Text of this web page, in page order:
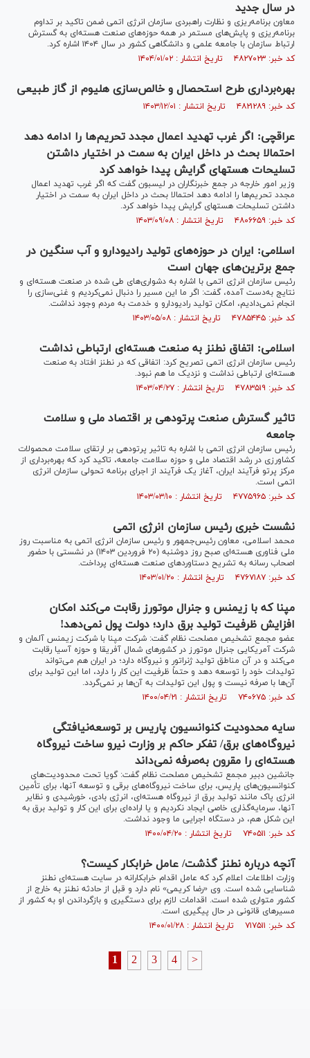
در سال جدید
معاون برنامه‌ریزی و نظارت راهبردی سازمان انرژی اتمی ضمن تاکید بر تداوم
برنامه‌ریزی و پایش‌های مستمر در همه حوزه‌های صنعت هسته‌ای به گسترش
ارتباط سازمان با جامعه علمی و دانشگاهی کشور در سال ۱۴۰۴ اشاره کرد.
کد خبر: ۴۸۲۷۰۲۳ تاریخ انتشار : ۱۴۰۴/۰۱/۰۲
بهره‌برداری طرح استحصال و خالص‌سازی هلیوم از گاز طبیعی
کد خبر: ۴۸۲۱۲۸۹ تاریخ انتشار : ۱۴۰۳/۱۲/۰۱
عراقچی: اگر غرب تهدید اعمال مجدد تحریم‌ها را ادامه دهد
احتمالا بحث در داخل ایران به سمت در اختیار داشتن
تسلیحات هسته‎ای گرایش پیدا خواهد کرد
وزیر امور خارجه در جمع خبرنگاران در لیسبون گفت که اگر غرب تهدید اعمال
مجدد تحریم‌ها را ادامه دهد احتمالا بحث در داخل ایران به سمت در اختیار
داشتن تسلیحات هسته‎ای گرایش پیدا خواهد کرد.
کد خبر: ۴۸۰۶۶۵۹ تاریخ انتشار : ۱۴۰۳/۰۹/۰۸
اسلامی: ایران در حوزه‌های تولید رادیودارو و آب سنگین در
جمع برترین‌های جهان است
رئیس سازمان انرژی اتمی با اشاره به دشواری‌های طی شده در صنعت هسته‌ای و
نتایج به‌دست آمده، گفت: اگر ما این مسیر را دنبال نمی‌کردیم و غنی‌سازی را
انجام نمی‌دادیم، امکان تولید رادیودارو و خدمت به مردم وجود نداشت.
کد خبر: ۴۷۸۵۴۴۵ تاریخ انتشار : ۱۴۰۳/۰۵/۰۸
اسلامی: اتفاق نطنز به صنعت هسته‌ای ارتباطی نداشت
رئیس سازمان انرژی اتمی تصریح کرد: اتفاقی که در نطنز افتاد به صنعت
هسته‌ای ارتباطی نداشت و نزدیک ما هم نبود.
کد خبر: ۴۷۸۳۵۱۹ تاریخ انتشار : ۱۴۰۳/۰۴/۲۷
تاثیر گسترش صنعت پرتودهی بر اقتصاد ملی و سلامت
جامعه
رئیس سازمان انرژی اتمی با اشاره به تاثیر پرتودهی بر ارتقای سلامت محصولات
کشاورزی در رشد اقتصاد ملی و حوزه سلامت جامعه، تاکید کرد که بهره‌برداری از
مرکز پرتو فرآیند ایران، آغاز یک فرآیند از اجرای برنامه تحولی سازمان انرژی
اتمی است.
کد خبر: ۴۷۷۵۹۶۵ تاریخ انتشار : ۱۴۰۳/۰۳/۱۰
نشست خبری رئیس سازمان انرژی اتمی
محمد اسلامی، معاون رئیس‌جمهور و رئیس سازمان انرژی اتمی به مناسبت روز
ملی فناوری هسته‌ای صبح روز دوشنبه (۲۰ فروردین ۱۴۰۳) در نشستی با حضور
اصحاب رسانه به تشریح دستاورد‌های صنعت هسته‌ای پرداخت.
کد خبر: ۴۷۶۷۱۸۷ تاریخ انتشار : ۱۴۰۳/۰۱/۲۰
مپنا که با زیمنس و جنرال موتورز رقابت می‌کند امکان
افزایش ظرفیت تولید برق دارد؛ دولت پول نمی‌دهد!
عضو مجمع تشخیص مصلحت نظام گفت: شرکت مپنا با شرکت زیمنس آلمان و
شرکت آمریکایی جنرال موتورز در کشور‌های شمال آفریقا و حوزه آسیا رقابت
می‌کند و در آن مناطق تولید ژنراتور و نیروگاه دارد؛ در ایران هم می‌تواند
تولیدات خود را توسعه دهد و حتماً ظرفیت این کار را دارد، اما این تولید برای
آن‌ها با صرفه نیست و پول این تولیدات به آن‌ها بر نمی‌گردد.
کد خبر: ۷۴۰۶۷۵ تاریخ انتشار : ۱۴۰۰/۰۴/۲۱
سایه محدودیت کنوانسیون پاریس بر توسعه‌نیافتگی
نیروگاه‌های برق/ تفکر حاکم بر وزارت نیرو ساخت نیروگاه
هسته‌ای را مقرون‌ به‌صرفه نمی‌داند
جانشین دبیر مجمع تشخیص مصلحت نظام گفت: گویا تحت محدودیت‌های
کنوانسیون‌های پاریس، برای ساخت نیروگاه‌های برقی و توسعه آنها، برای تأمین
انرژی پاک مانند تولید برق از نیروگاه هسته‌ای، انرژی بادی، خورشیدی و نظایر
آنها، سرمایه‌گذاری خاصی ایجاد نکردیم و یا اراده‌ای برای این کار و تولید برق به
این شکل هم، در دستگاه اجرایی ما وجود نداشت.
کد خبر: ۷۴۰۵۱۱ تاریخ انتشار : ۱۴۰۰/۰۴/۲۰
آنچه درباره نطنز گذشت/ عامل خرابکار کیست؟
وزارت اطلاعات اعلام کرد که عامل اقدام خرابکارانه در سایت هسته‌ای نطنز
شناسایی شده است. وی «رضا کریمی» نام دارد و قبل از حادثه نطنز به خارج از
کشور متواری شده است. اقدامات لازم برای دستگیری و بازگرداندن او به کشور از
مسیر‌های قانونی در حال پیگیری است.
کد خبر: ۷۱۷۵۱۱ تاریخ انتشار : ۱۴۰۰/۰۱/۲۸
1 2 3 4 >